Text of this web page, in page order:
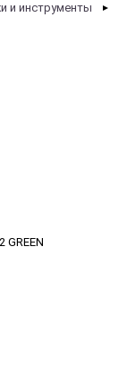
и инструменты ►